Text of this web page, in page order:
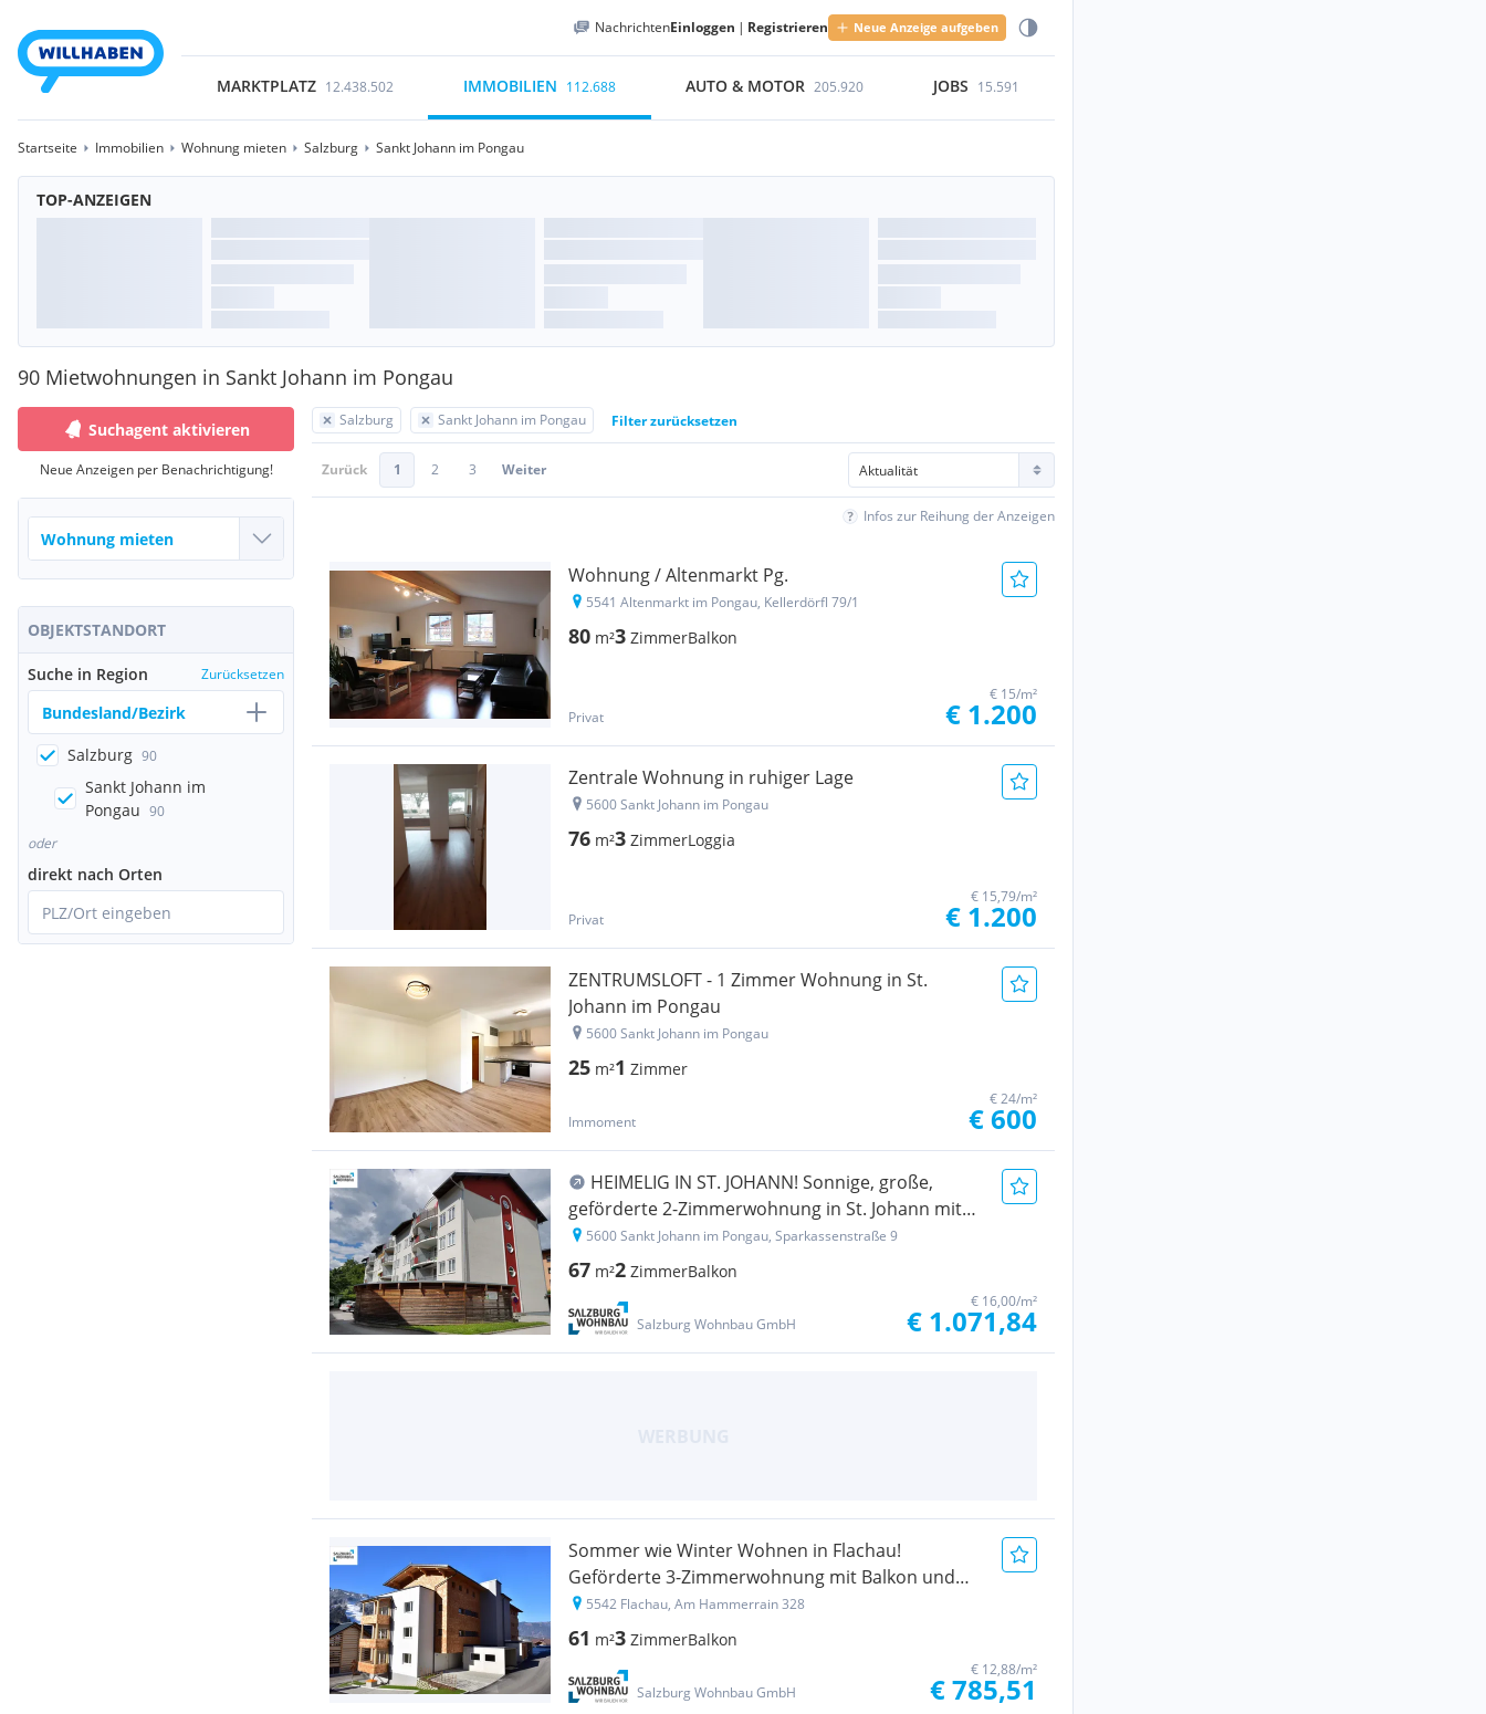
NachrichtenEinloggen | Registrieren Neue Anzeige aufgeben
MARKTPLATZ 12.438.502 IMMOBILIEN 112.688 AUTO & MOTOR 205.920 JOBS 15.591
Startseite Immobilien Wohnung mieten Salzburg Sankt Johann im Pongau
TOP-ANZEIGEN
90 Mietwohnungen in Sankt Johann im Pongau
Suchagent aktivieren
Neue Anzeigen per Benachrichtigung!
OBJEKTSTANDORT
Suche in Region Zurücksetzen
Bundesland/Bezirk
Salzburg 90
Sankt Johann im
Pongau 90
oder
direkt nach Orten
PLZ/Ort eingeben
Salzburg Sankt Johann im Pongau Filter zurücksetzen
Zurück 1 2 3 Weiter
Infos zur Reihung der Anzeigen
Wohnung / Altenmarkt Pg.
5541 Altenmarkt im Pongau, Kellerdörfl 79/1
80 m²3 ZimmerBalkon
Privat
€ 15/m²
€ 1.200
Zentrale Wohnung in ruhiger Lage
5600 Sankt Johann im Pongau
76 m²3 ZimmerLoggia
Privat
€ 15,79/m²
€ 1.200
ZENTRUMSLOFT - 1 Zimmer Wohnung in St.
Johann im Pongau
5600 Sankt Johann im Pongau
25 m²1 Zimmer
Immoment
€ 24/m²
€ 600
HEIMELIG IN ST. JOHANN! Sonnige, große,
geförderte 2-Zimmerwohnung in St. Johann mit
Balkon und Tiefgaragenplatz! Hohe Wohnbeihilfe
möglich
5600 Sankt Johann im Pongau, Sparkassenstraße 9
67 m²2 ZimmerBalkon
Salzburg Wohnbau GmbH
€ 16,00/m²
€ 1.071,84
Sommer wie Winter Wohnen in Flachau!
Geförderte 3-Zimmerwohnung mit Balkon und
Tiefgaragenplatz! Mit hoher Wohnbeihilfe
5542 Flachau, Am Hammerrain 328
61 m²3 ZimmerBalkon
Salzburg Wohnbau GmbH
€ 12,88/m²
€ 785,51